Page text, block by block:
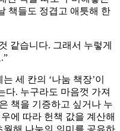
책들도 정겹고 애틋해 한
같습니다. 그래서 누렇게
세 칸의 ‘나눔 책장’이
다. 누구라도 마음껏 가져
책을 기증하고 싶거나 누
에 따라 헌책 값을 계산해